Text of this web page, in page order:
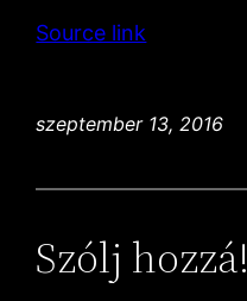
Source link
szeptember 13, 2016
Szólj hozzá!